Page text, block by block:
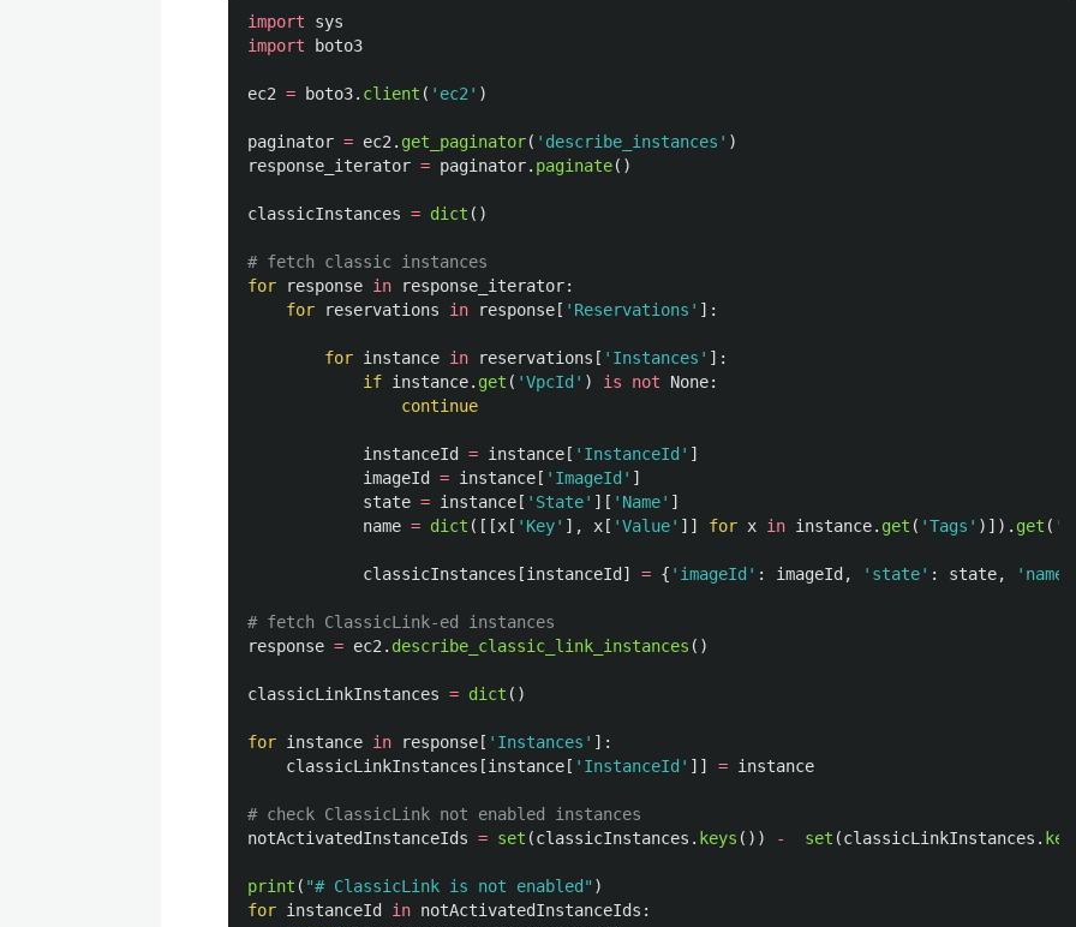
import
sys
import
boto3
ec2 = boto3. client ( ' ec2 ' )
paginator = ec2 . get_paginator( ' describe_instances ' )
response_iterator = paginator. paginate()
classicInstances = dict ()
for
response in response_iterator:
for
reservations in response [ ' Reservations ' ]:
for instance in reservations [ ' Instances ' ]:
if instance. get ( 'VpcId ' ) is not None:
continue
instanceId = instance [ ' InstanceId ' ]
imageId
= instance [ ' ImageId ' ]
state = instance [ ' State' ][ ' Name' ]
name = dict ([[x [ ' Key' ], x [ 'Value' ]] for x in instance. get ( 'Tags ' )]). get ( '
classicInstances [instanceId ] = { ' imageId ' : imageId , ' state' : state, ' name
response = ec2 . describe_classic_link_instances ()
classicLinkInstances = dict ()
for instance in response [ ' Instances ' ]:
classicLinkInstances [instance [ ' InstanceId ' ]] = instance
notActivatedInstanceIds = set (classicInstances . keys ()) - set (classicLinkInstances .
print ( "# ClassicLink is not enabled " )
for instanceId in notActivatedInstanceIds :